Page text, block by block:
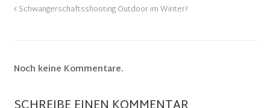
Schwangerschaftsshooting Outdoor im Winter?
Noch keine Kommentare.